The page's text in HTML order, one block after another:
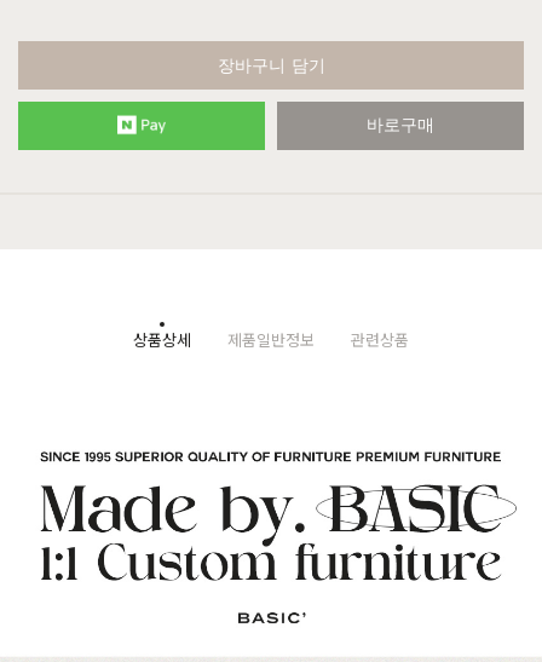
장바구니 담기
바로구매
상품상세 제품일반정보 관련상품